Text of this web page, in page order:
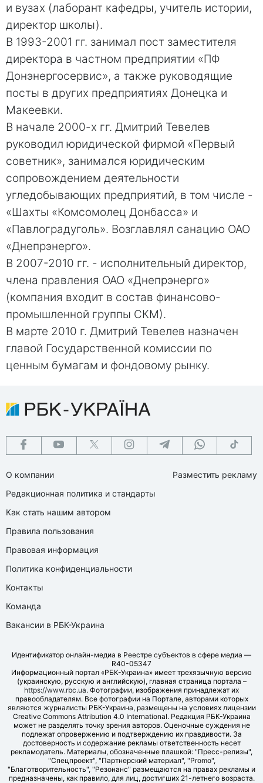
и вузах (лаборант кафедры, учитель истории,
директор школы).
В 1993-2001 гг. занимал пост заместителя
директора в частном предприятии «ПФ
Донэнергосервис», а также руководящие
посты в других предприятиях Донецка и
Макеевки.
В начале 2000-х гг. Дмитрий Тевелев
руководил юридической фирмой «Первый
советник», занимался юридическим
сопровождением деятельности
угледобывающих предприятий, в том числе -
«Шахты «Комсомолец Донбасса» и
«Павлоградуголь». Возглавлял санацию ОАО
«Днепрэнерго».
В 2007-2010 гг. - исполнительный директор,
члена правления ОАО «Днепрэнерго»
(компания входит в состав финансово-
промышленной группы СКМ).
В марте 2010 г. Дмитрий Тевелев назначен
главой Государственной комиссии по
ценным бумагам и фондовому рынку.
О компании
Редакционная политика и стандарты
Как стать нашим автором
Правила пользования
Правовая информация
Политика конфиденциальности
Контакты
Команда
Вакансии в РБК-Украина
Разместить рекламу
Идентификатор онлайн-медиа в Реестре субъектов в сфере медиа —
R40-05347
Информационный портал «РБК-Украина» имеет трехязычную версию
(украинскую, русскую и английскую), главная страница портала –
https://www.rbc.ua. Фотографии, изображения принадлежат их
правообладателям. Все фотографии на Портале, авторами которых
являются журналисты РБК-Украина, размещены на условиях лицензии
Creative Commons Attribution 4.0 International. Редакция РБК-Украина
может не разделять точку зрения авторов. Оценочные суждения не
подлежат опровержению и подтверждению их правдивости. За
достоверность и содержание рекламы ответственность несет
рекламодатель. Материалы, обозначенные плашкой: "Пресс-релизы",
"Спецпроект", "Партнерский материал", "Promo",
"Благотворительность", "Резонанс" размещаются на правах рекламы и
предназначены, как правило, для лиц, достигших 21-летнего возраста.